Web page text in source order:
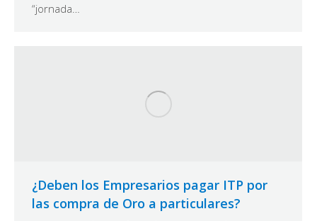
“jornada…
¿Deben los Empresarios pagar ITP por
las compra de Oro a particulares?